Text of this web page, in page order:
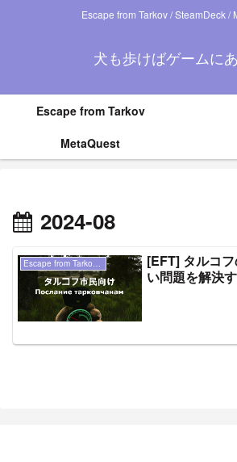
Escape from Tarkov / SteamDeck /
犬も歩けばゲームに
Escape from Tarkov
MetaQuest
2024-08
Escape from Tarkov（ タルコフ ）
[EFT] タルコ
い問題を解決